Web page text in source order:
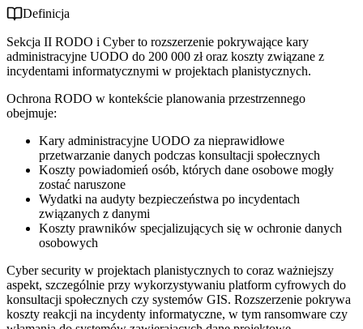
Definicja
Sekcja II RODO i Cyber to rozszerzenie pokrywające kary
administracyjne UODO do 200 000 zł oraz koszty związane z
incydentami informatycznymi w projektach planistycznych.
Ochrona RODO w kontekście planowania przestrzennego
obejmuje:
Kary administracyjne UODO za nieprawidłowe
przetwarzanie danych podczas konsultacji społecznych
Koszty powiadomień osób, których dane osobowe mogły
zostać naruszone
Wydatki na audyty bezpieczeństwa po incydentach
związanych z danymi
Koszty prawników specjalizujących się w ochronie danych
osobowych
Cyber security w projektach planistycznych to coraz ważniejszy
aspekt, szczególnie przy wykorzystywaniu platform cyfrowych do
konsultacji społecznych czy systemów GIS. Rozszerzenie pokrywa
koszty reakcji na incydenty informatyczne, w tym ransomware czy